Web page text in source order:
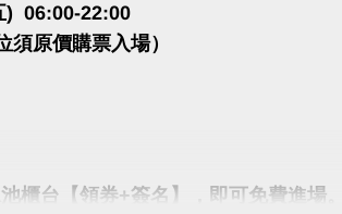
) 06:00-22:00
原價購票入場）
櫃台【領券+簽名】，即可免費進場。